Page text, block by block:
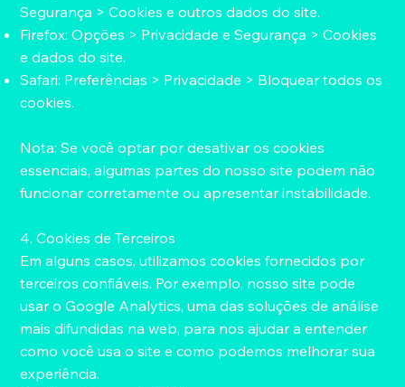
Segurança > Cookies e outros dados do site.
Firefox: Opções > Privacidade e Segurança > Cookies
e dados do site.
Safari: Preferências > Privacidade > Bloquear todos os
cookies.
Nota: Se você optar por desativar os cookies
essenciais, algumas partes do nosso site podem não
funcionar corretamente ou apresentar instabilidade.
4. Cookies de Terceiros
Em alguns casos, utilizamos cookies fornecidos por
terceiros confiáveis. Por exemplo, nosso site pode
usar o Google Analytics, uma das soluções de análise
mais difundidas na web, para nos ajudar a entender
como você usa o site e como podemos melhorar sua
experiência.